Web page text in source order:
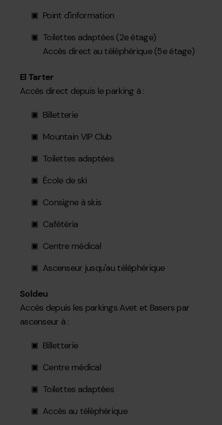
Point d'information
Toilettes adaptées (2e étage)
Accès direct au téléphérique (5e étage)
El Tarter
Accès direct depuis le parking à :
Billetterie
Mountain VIP Club
Toilettes adaptées
École de ski
Consigne à skis
Cafétéria
Centre médical
Ascenseur jusqu'au téléphérique
Soldeu
Accès depuis les parkings Avet et Basers par
ascenseur à :
Billetterie
Centre médical
Toilettes adaptées
Accès au téléphérique